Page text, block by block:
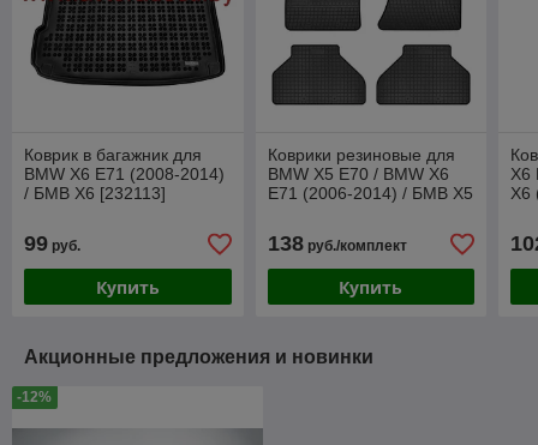
Коврик в багажник для
BMW X6 E71 (2008-2014)
/ БМВ Х6 [232113]
99 руб.
Купить
Коврики резиновые для
BMW X5 E70 / BMW X6
E71 (2006-2014) / БМВ Х5
138руб./комплект
Купить
X6
Х6
Акционные предложения и новинки
-12%